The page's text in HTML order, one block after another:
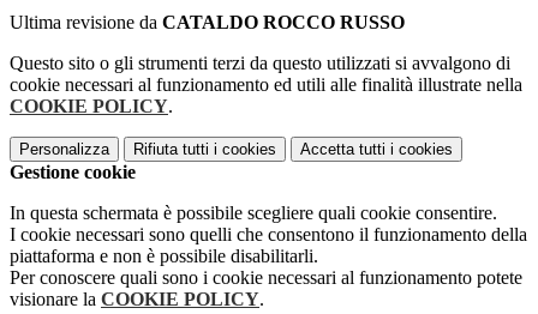
Ultima revisione da CATALDO ROCCO RUSSO
Questo sito o gli strumenti terzi da questo utilizzati si avvalgono di
cookie necessari al funzionamento ed utili alle finalità illustrate nella
COOKIE POLICY.
Personalizza Rifiuta tutti i cookies Accetta tutti i cookies
Gestione cookie
In questa schermata è possibile scegliere quali cookie consentire.
I cookie necessari sono quelli che consentono il funzionamento della
piattaforma e non è possibile disabilitarli.
Per conoscere quali sono i cookie necessari al funzionamento potete
visionare la COOKIE POLICY.